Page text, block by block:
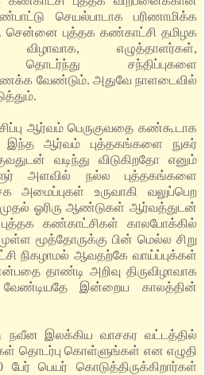
செயல்பாடாக பரிணாமிக்க
சென்னை புத்தக கண்காட்சி தமிழக
எழுத்தாளர்கள்,
தொடர்ந்து சந்திப்புகளை
வேண்டும். அதுவே நாளடைவில்
ஆர்வம் பெருகுவதை கண்கூடாக
இந்த ஆர்வம் புத்தகங்களை நுகர்
வடிந்து விடுகிறதோ எனும்
அளவில் நல்ல புத்தகங்களை
அமைப்புகள் உருவாகி வலுப்பெற
ஓரிரு ஆண்டுகள் ஆர்வத்துடன்
கண்காட்சிகள் காலபோக்கில்
மூத்தோருக்கு பின் மெல்ல சிறு
நிகழாமல் ஆவதற்கே வாய்ப்புக்கள்
தாண்டி அறிவு திருவிழாவாக
வேண்டியதே இன்றைய காலத்தின்
நவீன இலக்கிய வாசகர வட்டத்தில்
தொடர்பு கொள்ளுங்கள் என எழுதி
பேர் பெயர் கொடுத்திருக்கிறார்கள்